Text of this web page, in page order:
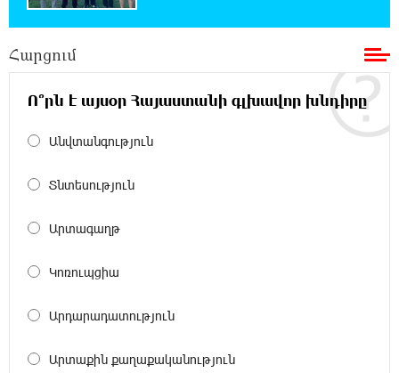
«Հըզբոլլահ»-ի հրամանատարական կետերի
18:30:50 6-08-2026
տրանսֆերի վերաբերյալ
առաջարկում է պահանջարկ չունեցող
Հայրենիքը փոքրանում է մեր աչքերի առաջ․
Հարցում
Ո՞րն է այսօր Հայաստանի գլխավոր խնդիրը
Անվտանգություն
Տնտեսություն
Արտագաղթ
Կոռուպցիա
Արդարադատություն
Արտաքին քաղաքականություն